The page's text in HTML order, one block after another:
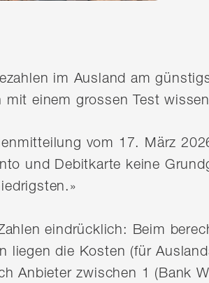
im Ausland am
einem grossen Test
vom 17. März
und Debitkarte keine
eindrücklich: Beim
liegen die Kosten (für
Anbieter zwischen 1 (Bank